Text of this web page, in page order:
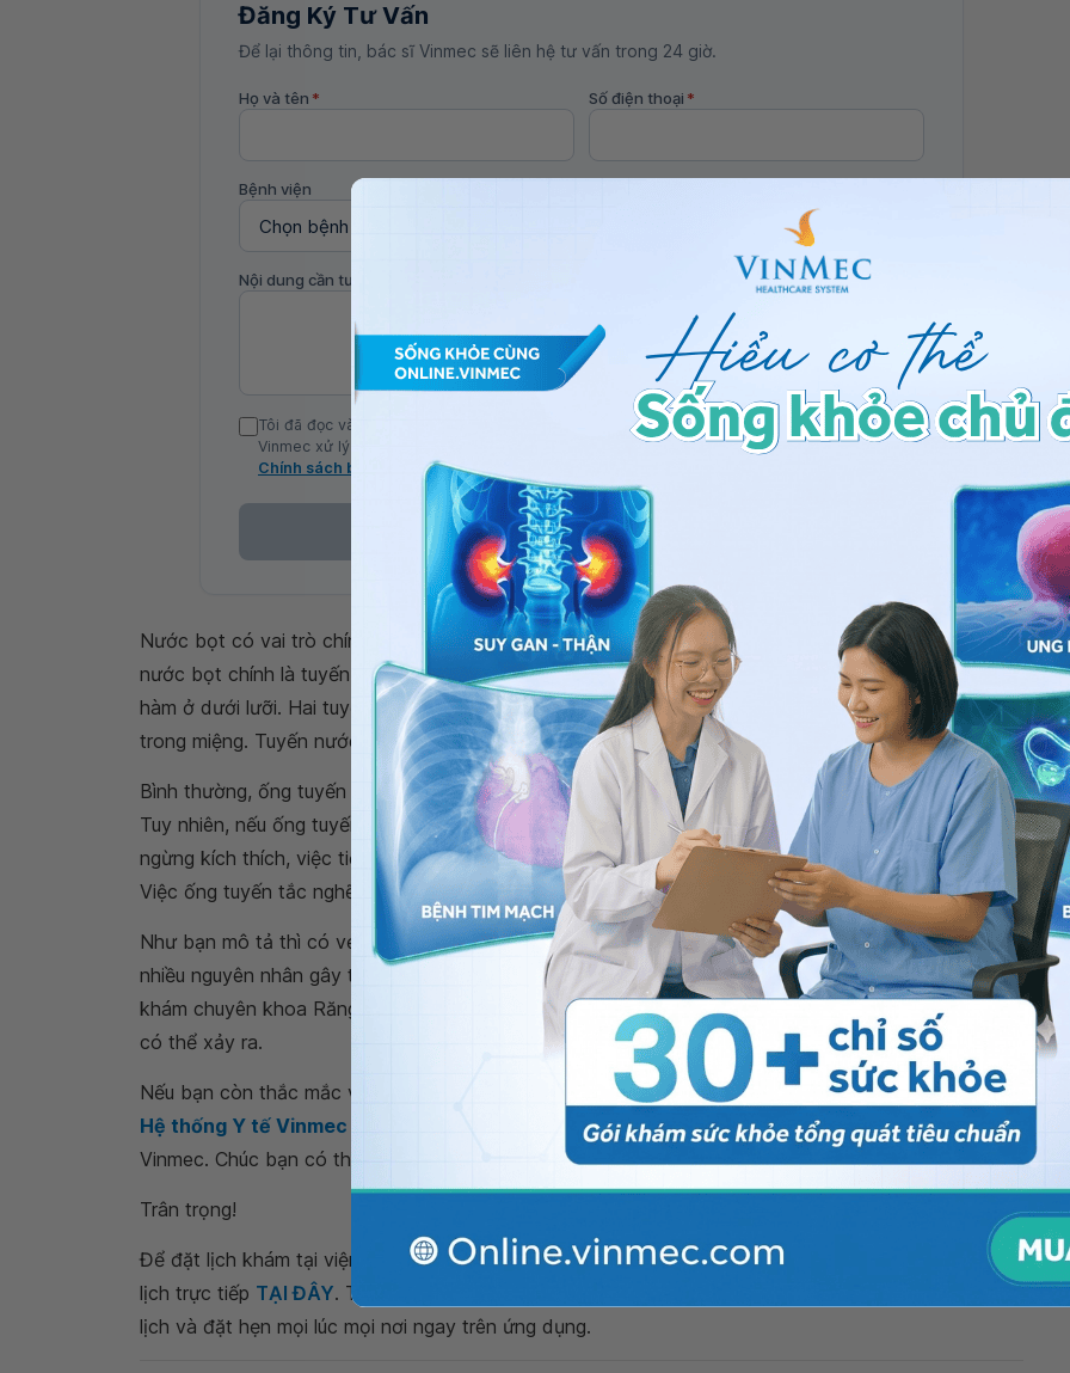
Đăng Ký Tư Vấn
Để lại thông tin, bác sĩ Vinmec sẽ liên hệ tư vấn trong 24 giờ.
Họ và tên * Số điện thoại *
Bệnh viện
Nội dung cần tư vấn
Tôi đã đọc và đồng ý với Chính sách bảo vệ dữ liệu cá nhân của Vinmec và chấp thuận để
Vinmec xử lý DLCN của tôi theo quy định của pháp luật về bảo vệ DLCN.
Chính sách bảo mật
Đăng Ký
Nước bọt có vai trò chính là giữ cho miệng ẩm ướt và góp phần tiêu hóa thức ăn. Có 02 tuyến
nước bọt chính là tuyến nước bọt mang tai ở vùng góc hàm, phía sau tai và tuyến nước bọt dưới
hàm ở dưới lưỡi. Hai tuyến nước bọt chính này đều có ống tuyến để dẫn nước bọt từ tuyến đổ vào
trong miệng. Tuyến nước bọt sẽ tăng tiết nước bọt khi có kích thích như lúc ăn, nhìn thấy đồ chua,..
Bình thường, ống tuyến thông sẽ không gây ứ trệ nước bọt ở tuyến ngay khi có tăng tiết nước bọt.
Tuy nhiên, nếu ống tuyến bị tắc nghẽn thì nước bọt sẽ bị ứ lại làm kích thước tuyến to lên. Khi
ngừng kích thích, việc tiết nước bọt sẽ giảm đi và kích thước của tuyến sẽ nhỏ lại như ban đầu.
Việc ống tuyến tắc nghẽn lâu ngày sẽ làm nước bọt bị ứ đọng lại và gây viêm tuyến nước bọt.
Như bạn mô tả thì có vẻ là dấu hiệu của ống tuyến nước bọt dưới hàm của bạn bị tắc nghẽn. Có
nhiều nguyên nhân gây tắc ống tuyến nước bọt và hay gặp nhất là có sỏi ở ống tuyến. Bạn nên đi
khám chuyên khoa Răng hàm mặt sớm nhất để có hướng xử lý sớm tránh được những biến chứng
có thể xảy ra.
Nếu bạn còn thắc mắc về
, bạn có thể đến bệnh viện thuộc
Hệ thống Y tế Vinmec để kiểm tra và tư vấn thêm. Cảm ơn bạn đã tin tưởng và gửi câu hỏi đến
Vinmec. Chúc bạn có thật nhiều sức khỏe.
Trân trọng!
Để đặt lịch khám tại viện, Quý khách vui lòng bấm số HOTLINE, đặt mua
hoặc đặt
lịch trực tiếp TẠI ĐÂY. Tải và đặt lịch khám tự động trên ứng dụng My Vinmec để quản lý, theo dõi
lịch và đặt hẹn mọi lúc mọi nơi ngay trên ứng dụng.